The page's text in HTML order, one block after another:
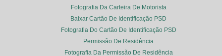
Fotografia Da Carteira De Motorista
Baixar Cartão De Identificação PSD
Fotografia Do Cartão De Identificação PSD
Permissão De Residência
Fotografia Da Permissão De Residência